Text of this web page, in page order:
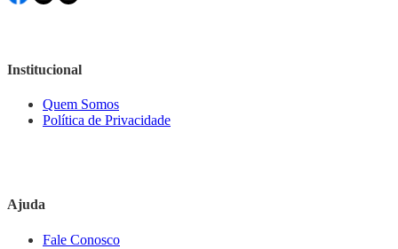
Institucional
Quem Somos
Política de Privacidade
Ajuda
Fale Conosco